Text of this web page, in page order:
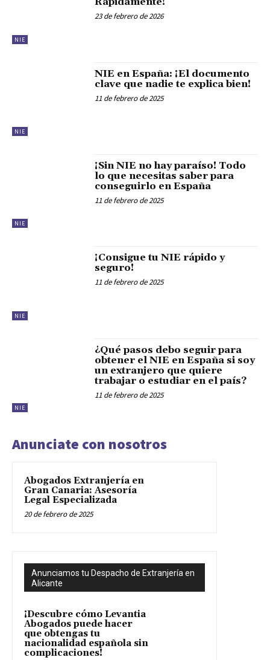
NIE
23 de febrero de 2026
NIE
NIE en España: ¡El documento
clave que nadie te explica bien!
11 de febrero de 2025
NIE
¡Sin NIE no hay paraíso! Todo
lo que necesitas saber para
conseguirlo en España
11 de febrero de 2025
NIE
¡Consigue tu NIE rápido y
seguro!
11 de febrero de 2025
NIE
¿Qué pasos debo seguir para
obtener el NIE en España si soy
un extranjero que quiere
trabajar o estudiar en el país?
11 de febrero de 2025
Anunciate con nosotros
Abogados Extranjería en
Gran Canaria: Asesoría
Legal Especializada
20 de febrero de 2025
Anunciamos tu Despacho de Extranjería en
Alicante
¡Descubre cómo Levantia
Abogados puede hacer
que obtengas tu
nacionalidad española sin
complicaciones!